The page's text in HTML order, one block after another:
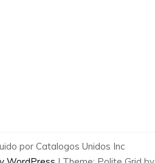
por Catalogos Unidos Inc